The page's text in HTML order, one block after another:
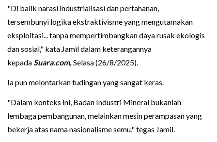
"Di balik narasi industrialisasi dan pertahanan,
tersembunyi logika ekstraktivisme yang mengutamakan
eksploitasi... tanpa mempertimbangkan daya rusak ekologis
dan sosial," kata Jamil dalam keterangannya
kepadaSuara.com,Selasa (26/8/2025).
Ia pun melontarkan tudingan yang sangat keras.
"Dalam konteks ini, Badan Industri Mineral bukanlah
lembaga pembangunan, melainkan mesin perampasan yang
bekerja atas nama nasionalisme semu," tegas Jamil.